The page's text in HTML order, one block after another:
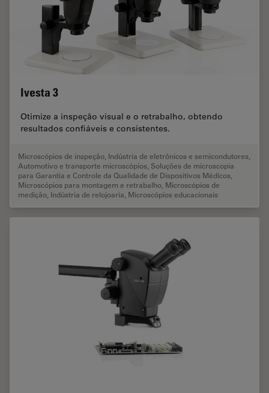
Ivesta 3
Otimize a inspeção visual e o retrabalho, obtendo
resultados confiáveis e consistentes.
Microscópios de inspeção Indústria de eletrônicos e semicondutores
Automotivo e transporte microscópios Soluções de microscopia
para Garantia e Controle da Qualidade de Dispositivos Médicos
Microscópios para montagem e retrabalho Microscópios de
medição Indústria de relojoaria Microscópios educacionais